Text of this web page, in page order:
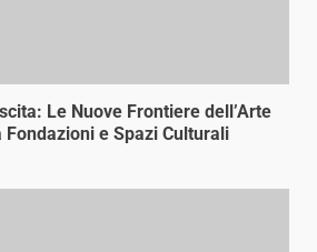
Le Nuove Frontiere dell’Arte
e Spazi Culturali